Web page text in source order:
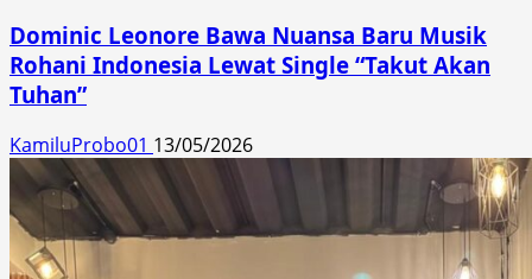
Dominic Leonore Bawa Nuansa Baru Musik
Rohani Indonesia Lewat Single “Takut Akan
Tuhan”
KamiluProbo01 13/05/2026